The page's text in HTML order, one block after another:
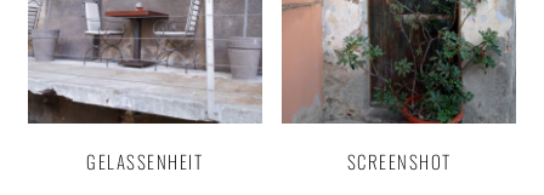
GELASSENHEIT SCREENSHOT